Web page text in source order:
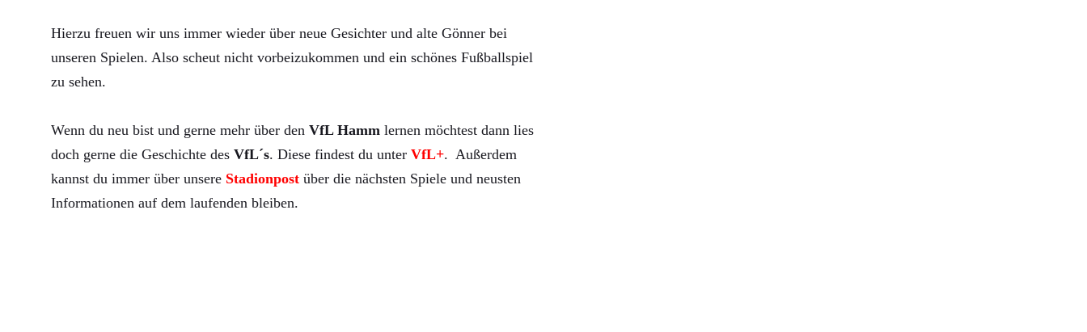
Hierzu freuen wir uns immer wieder über neue Gesichter und alte Gönner bei
unseren Spielen. Also scheut nicht vorbeizukommen und ein schönes Fußballspiel
zu sehen.
Wenn du neu bist und gerne mehr über den VfL Hamm lernen möchtest dann lies
doch gerne die Geschichte des VfL´s. Diese findest du unter VfL+. Außerdem
kannst du immer über unsere Stadionpost über die nächsten Spiele und neusten
Informationen auf dem laufenden bleiben.